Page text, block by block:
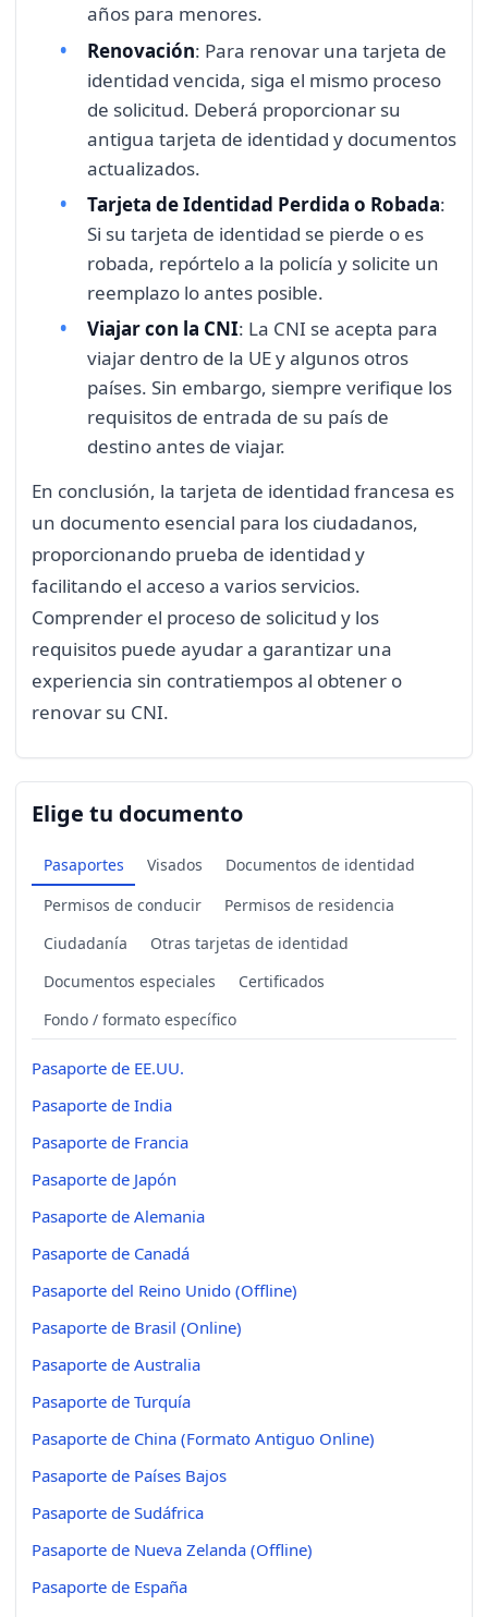
años para menores.
Renovación: Para renovar una tarjeta de
identidad vencida, siga el mismo proceso
de solicitud. Deberá proporcionar su
antigua tarjeta de identidad y documentos
actualizados.
Tarjeta de Identidad Perdida o Robada:
Si su tarjeta de identidad se pierde o es
robada, repórtelo a la policía y solicite un
reemplazo lo antes posible.
Viajar con la CNI: La CNI se acepta para
viajar dentro de la UE y algunos otros
países. Sin embargo, siempre verifique los
requisitos de entrada de su país de
destino antes de viajar.
En conclusión, la tarjeta de identidad francesa es
un documento esencial para los ciudadanos,
proporcionando prueba de identidad y
facilitando el acceso a varios servicios.
Comprender el proceso de solicitud y los
requisitos puede ayudar a garantizar una
experiencia sin contratiempos al obtener o
renovar su CNI.
Elige tu documento
Pasaportes Visados
Documentos de identidad
Permisos de conducir
Permisos de residencia
Ciudadanía
Otras tarjetas de identidad
Documentos especiales
Certificados
Fondo / formato específico
Pasaporte de EE.UU.
Pasaporte de India
Pasaporte de Francia
Pasaporte de Japón
Pasaporte de Alemania
Pasaporte de Canadá
Pasaporte del Reino Unido (Offline)
Pasaporte de Brasil (Online)
Pasaporte de Australia
Pasaporte de Turquía
Pasaporte de China (Formato Antiguo Online)
Pasaporte de Países Bajos
Pasaporte de Sudáfrica
Pasaporte de Nueva Zelanda (Offline)
Pasaporte de España